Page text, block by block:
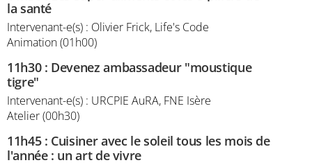
la santé
Intervenant-e(s) : Olivier Frick, Life's Code
Animation (01h00)
11h30: Devenez ambassadeur "moustique
tigre"
Intervenant-e(s) : URCPIE AuRA, FNE Isère
Atelier (00h30)
11h45: Cuisiner avec le soleil tous les mois de
l'année : un art de vivre